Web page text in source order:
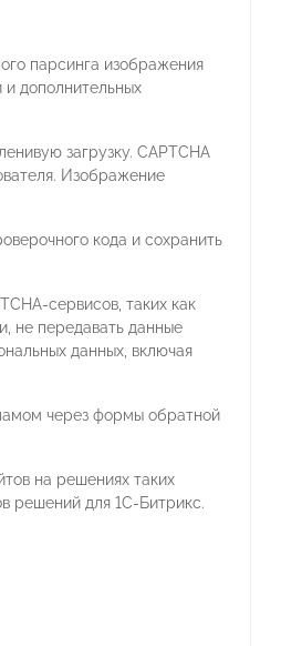
парсинга изображения
и дополнительных
загрузку. CAPTCHA
Изображение
кода и сохранить
сервисов, таких как
не передавать данные
данных, включая
через формы обратной
на решениях таких
решений для 1С-Битрикс.